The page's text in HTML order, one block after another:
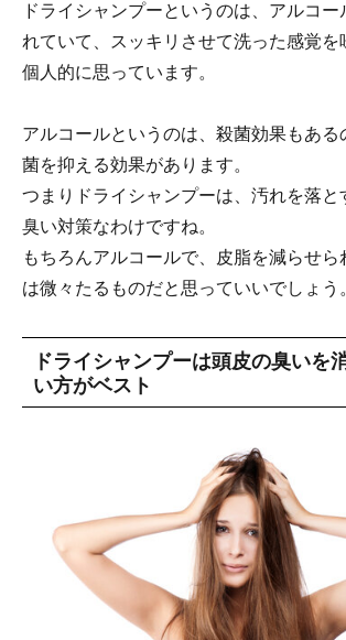
ドライシャンプーというのは、アルコー
れていて、スッキリさせて洗った感覚を
個人的に思っています。
アルコールというのは、殺菌効果もある
菌を抑える効果があります。
つまりドライシャンプーは、汚れを落と
臭い対策なわけですね。
もちろんアルコールで、皮脂を減らせ
は微々たるものだと思っていいでしょう
ドライシャンプーは頭皮の臭いを
い方がベスト